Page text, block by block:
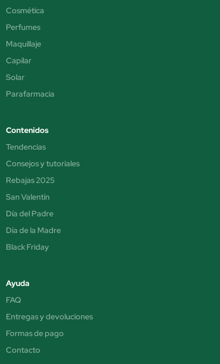
Cosmética
Perfumes
Maquillaje
Capilar
Solar
Parafarmacia
Contenidos
Tendencias
Consejos y tutoriales
Rebajas 2025
San Valentín
Día del Padre
Día de la Madre
Black Friday
Ayuda
FAQ
Entregas y devoluciones
Formas de pago
Contacto